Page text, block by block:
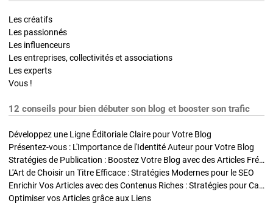
Les créatifs
Les passionnés
Les influenceurs
Les entreprises, collectivités et associations
Les experts
Vous !
12 conseils pour bien débuter son blog et booster son trafic
Développez une Ligne Éditoriale Claire pour Votre Blog
Présentez-vous : L'Importance de l'Identité Auteur pour Votre Blog
Stratégies de Publication : Boostez Votre Blog avec des Articles Fréquents et Exclusifs
L'Art de Choisir un Titre Efficace : Stratégies Modernes pour le SEO
Enrichir Vos Articles avec des Contenus Riches : Stratégies pour Captiver et Optimiser
Optimiser vos Articles grâce aux Liens